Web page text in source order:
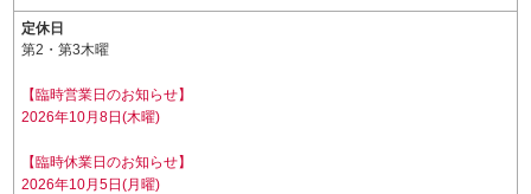
定休日
第2・第3木曜
【臨時営業日のお知らせ】
2026年10月8日(木曜)
【臨時休業日のお知らせ】
2026年10月5日(月曜)